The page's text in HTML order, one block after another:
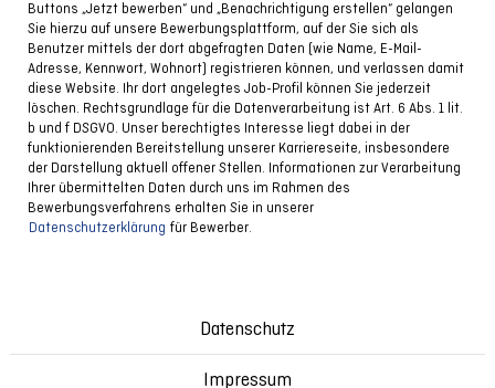
Buttons „Jetzt bewerben“ und „Benachrichtigung erstellen“ gelangen
Sie hierzu auf unsere Bewerbungsplattform, auf der Sie sich als
Benutzer mittels der dort abgefragten Daten (wie Name, E-Mail-
Adresse, Kennwort, Wohnort) registrieren können, und verlassen damit
diese Website. Ihr dort angelegtes Job-Profil können Sie jederzeit
löschen. Rechtsgrundlage für die Datenverarbeitung ist Art. 6 Abs. 1 lit.
b und f DSGVO. Unser berechtigtes Interesse liegt dabei in der
funktionierenden Bereitstellung unserer Karriereseite, insbesondere
der Darstellung aktuell offener Stellen. Informationen zur Verarbeitung
Ihrer übermittelten Daten durch uns im Rahmen des
Bewerbungsverfahrens erhalten Sie in unserer
Datenschutzerklärung für Bewerber.
Datenschutz
Impressum